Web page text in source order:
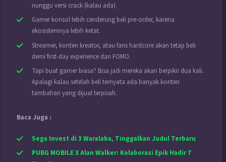
nunggu versi crack (kalau ada).
Gamer konsol lebih cenderung beli pre-order, karena
ekosistemnya lebih ketat.
Streamer, konten kreator, atau fans hardcore akan tetap beli
demi first-day experience dan FOMO.
Tapi buat gamer biasa? Bisa jadi mereka akan berpikir dua kali.
Apalagi kalau setelah beli ternyata ada banyak konten
tambahan yang dijual terpisah.
Baca Juga :
Sega Invest di 3 Waralaba, Tinggalkan Judul Terbaru
PUBG MOBILE X Alan Walker: Kolaborasi Epik Hadir 7